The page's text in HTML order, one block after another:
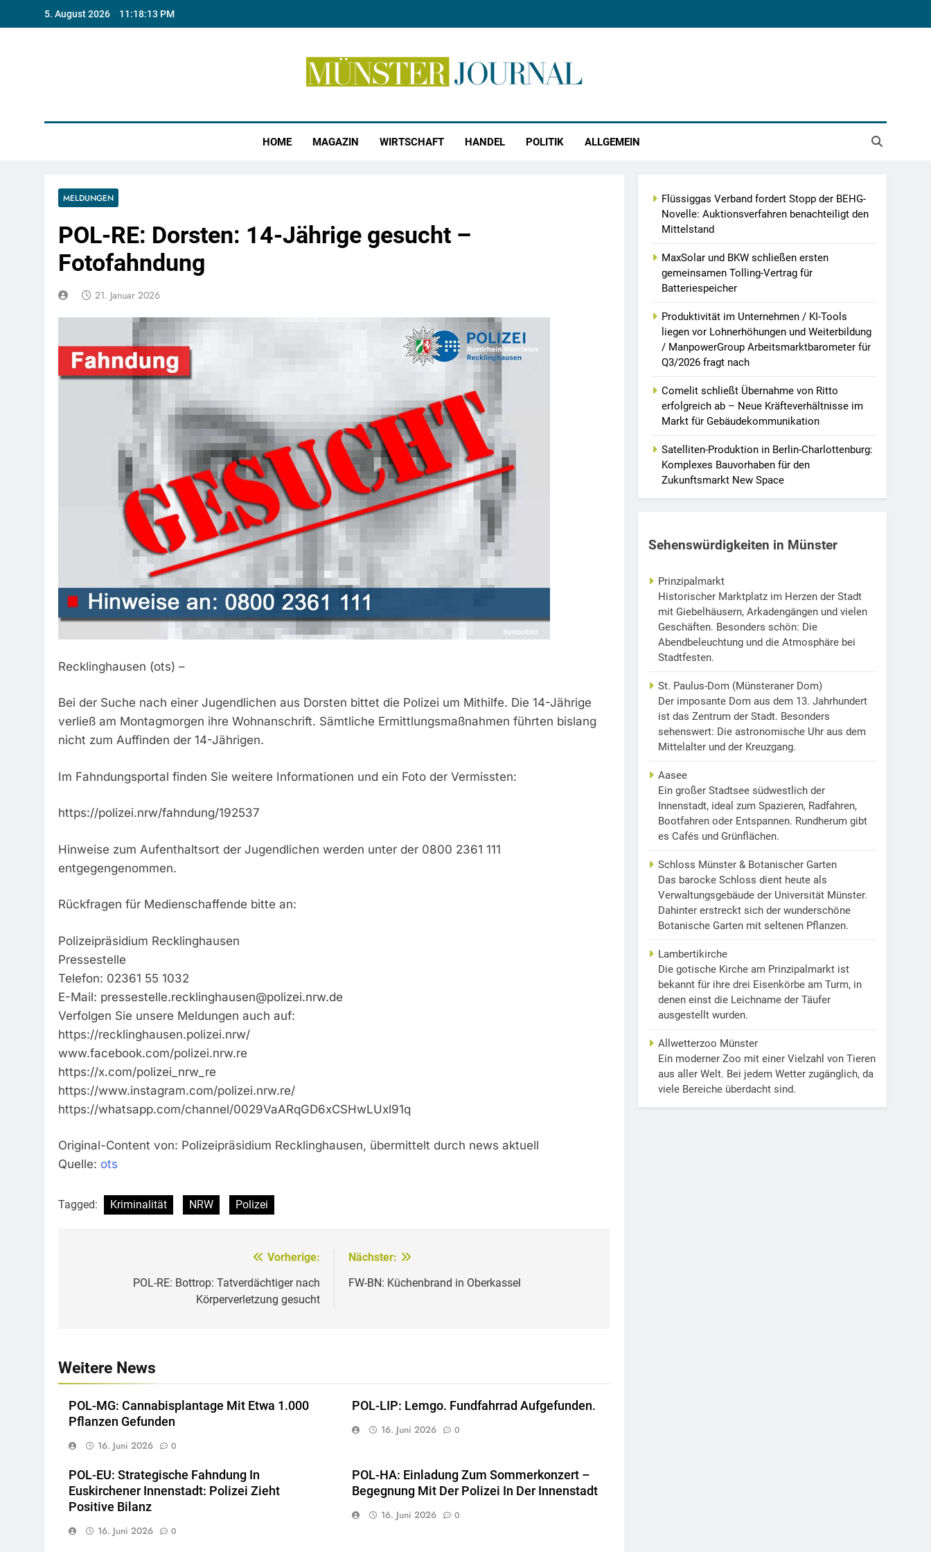
5. August 2026 11:18:13 PM
HOME MAGAZIN WIRTSCHAFT HANDEL POLITIK ALLGEMEIN
MELDUNGEN
POL-RE: Dorsten: 14-Jährige gesucht –
Fotofahndung
21. Januar 2026
Recklinghausen (ots) –
Bei der Suche nach einer Jugendlichen aus Dorsten bittet die Polizei um Mithilfe. Die 14-Jährige
verließ am Montagmorgen ihre Wohnanschrift. Sämtliche Ermittlungsmaßnahmen führten bislang
nicht zum Auffinden der 14-Jährigen.
Im Fahndungsportal finden Sie weitere Informationen und ein Foto der Vermissten:
https://polizei.nrw/fahndung/192537
Hinweise zum Aufenthaltsort der Jugendlichen werden unter der 0800 2361 111
entgegengenommen.
Rückfragen für Medienschaffende bitte an:
Polizeipräsidium Recklinghausen
Pressestelle
Telefon: 02361 55 1032
E-Mail: pressestelle.recklinghausen@polizei.nrw.de
Verfolgen Sie unsere Meldungen auch auf:
https://recklinghausen.polizei.nrw/
www.facebook.com/polizei.nrw.re
https://x.com/polizei_nrw_re
https://www.instagram.com/polizei.nrw.re/
https://whatsapp.com/channel/0029VaARqGD6xCSHwLUxl91q
Original-Content von: Polizeipräsidium Recklinghausen, übermittelt durch news aktuell
Quelle: ots
Tagged: Kriminalität NRW Polizei
Vorherige:
POL-RE: Bottrop: Tatverdächtiger nach
Körperverletzung gesucht
Nächster:
FW-BN: Küchenbrand in Oberkassel
Weitere News
POL-MG: Cannabisplantage Mit Etwa 1.000
Pflanzen Gefunden
16. Juni 2026 0
POL-LIP: Lemgo. Fundfahrrad Aufgefunden.
16. Juni 2026 0
POL-EU: Strategische Fahndung In
Euskirchener Innenstadt: Polizei Zieht
Positive Bilanz
16. Juni 2026 0
POL-HA: Einladung Zum Sommerkonzert –
Begegnung Mit Der Polizei In Der Innenstadt
16. Juni 2026 0
Flüssiggas Verband fordert Stopp der BEHG-
Novelle: Auktionsverfahren benachteiligt den
Mittelstand
MaxSolar und BKW schließen ersten
gemeinsamen Tolling-Vertrag für
Batteriespeicher
Produktivität im Unternehmen / KI-Tools
liegen vor Lohnerhöhungen und Weiterbildung
/ ManpowerGroup Arbeitsmarktbarometer für
Q3/2026 fragt nach
Comelit schließt Übernahme von Ritto
erfolgreich ab – Neue Kräfteverhältnisse im
Markt für Gebäudekommunikation
Satelliten-Produktion in Berlin-Charlottenburg:
Komplexes Bauvorhaben für den
Zukunftsmarkt New Space
Sehenswürdigkeiten in Münster
Prinzipalmarkt
Historischer Marktplatz im Herzen der Stadt
mit Giebelhäusern, Arkadengängen und vielen
Geschäften. Besonders schön: Die
Abendbeleuchtung und die Atmosphäre bei
Stadtfesten.
St. Paulus-Dom (Münsteraner Dom)
Der imposante Dom aus dem 13. Jahrhundert
ist das Zentrum der Stadt. Besonders
sehenswert: Die astronomische Uhr aus dem
Mittelalter und der Kreuzgang.
Aasee
Ein großer Stadtsee südwestlich der
Innenstadt, ideal zum Spazieren, Radfahren,
Bootfahren oder Entspannen. Rundherum gibt
es Cafés und Grünflächen.
Schloss Münster & Botanischer Garten
Das barocke Schloss dient heute als
Verwaltungsgebäude der Universität Münster.
Dahinter erstreckt sich der wunderschöne
Botanische Garten mit seltenen Pflanzen.
Lambertikirche
Die gotische Kirche am Prinzipalmarkt ist
bekannt für ihre drei Eisenkörbe am Turm, in
denen einst die Leichname der Täufer
ausgestellt wurden.
Allwetterzoo Münster
Ein moderner Zoo mit einer Vielzahl von Tieren
aus aller Welt. Bei jedem Wetter zugänglich, da
viele Bereiche überdacht sind.